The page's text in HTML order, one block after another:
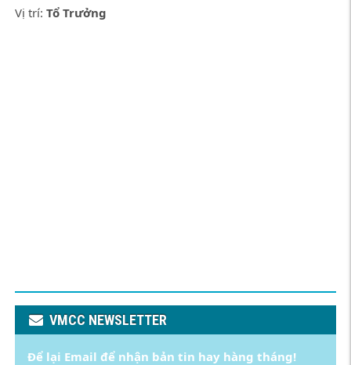
Vị trí: Tổ Trưởng
VMCC NEWSLETTER
Để lại Email để nhận bản tin hay hàng tháng!